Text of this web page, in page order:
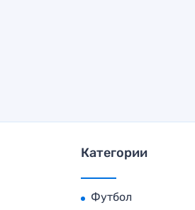
Категории
Футбол